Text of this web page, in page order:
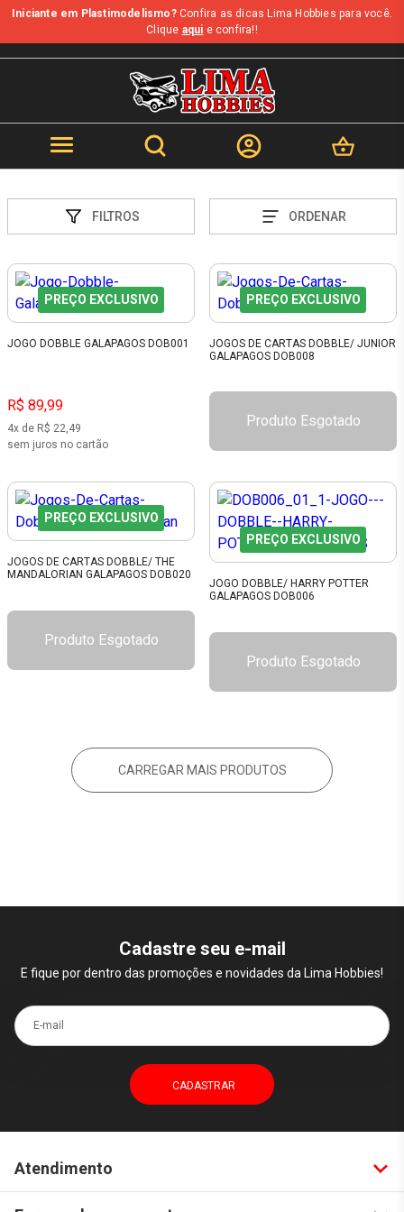
Iniciante em Plastimodelismo?Confira as dicas Lima Hobbies para você.
Clique aqui e confira!!
FILTROS ORDENAR
PREÇO EXCLUSIVO
JOGO DOBBLE GALAPAGOS DOB001
R$ 89,99
4x de R$ 22,49
sem juros no cartão
PREÇO EXCLUSIVO
JOGOS DE CARTAS DOBBLE/ JUNIOR
GALAPAGOS DOB008
Produto Esgotado
PREÇO EXCLUSIVO
JOGOS DE CARTAS DOBBLE/ THE
MANDALORIAN GALAPAGOS DOB020
Produto Esgotado
PREÇO EXCLUSIVO
JOGO DOBBLE/ HARRY POTTER
GALAPAGOS DOB006
Produto Esgotado
CARREGAR MAIS PRODUTOS
Cadastre seu e-mail
E fique por dentro das promoções e novidades da Lima Hobbies!
E-mail
Atendimento